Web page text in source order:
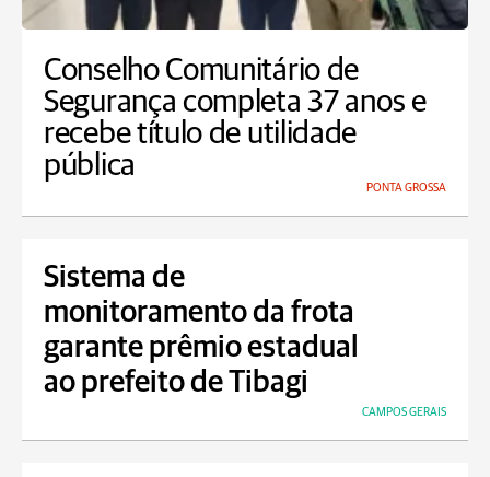
Conselho Comunitário de
Segurança completa 37 anos e
recebe título de utilidade
pública
PONTA GROSSA
Sistema de
monitoramento da frota
garante prêmio estadual
ao prefeito de Tibagi
CAMPOS GERAIS